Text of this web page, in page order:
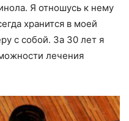
Я отношусь к нему
хранится в моей
с собой. За 30 лет я
лечения